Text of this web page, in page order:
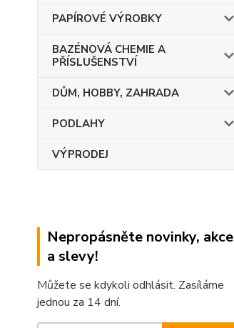
PAPÍROVÉ VÝROBKY
BAZÉNOVÁ CHEMIE A
PŘÍSLUŠENSTVÍ
DŮM, HOBBY, ZAHRADA
PODLAHY
VÝPRODEJ
Nepropásněte novinky, akce
a slevy!
Můžete se kdykoli odhlásit. Zasíláme
jednou za 14 dní.